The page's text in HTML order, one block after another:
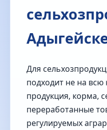
Для
подходит не на
продукция, корма,
переработанные
регулируемых